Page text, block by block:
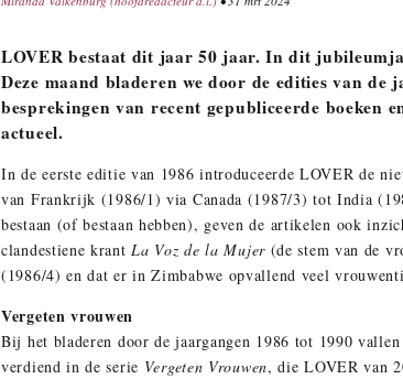
LOVER bestaat dit jaar 50 jaar. In dit
Deze maand bladeren we door de edities van de
besprekingen van recent gepubliceerde boeken
actueel.
In de eerste editie van 1986 introduceerde LOVER de
van Frankrijk (1986/1) via Canada (1987/3) tot India
bestaan (of bestaan hebben), geven de artikelen ook
clandestiene krantLa Voz de la Mujer (de stem van de
(1986/4) en dat er in Zimbabwe opvallend veel
Vergeten vrouwen
Bij het bladeren door de jaargangen 1986 tot 1990
verdiend in de serie Vergeten Vrouwen, die LOVER van